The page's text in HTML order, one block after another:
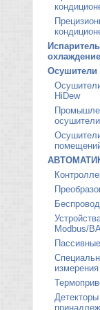
охлаждение
Осушители
HiDew
Modbus/
измерения